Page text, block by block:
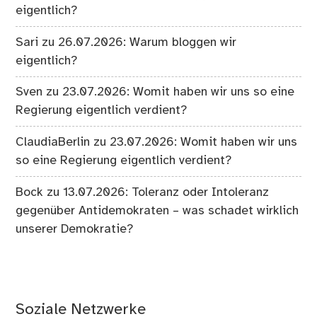
eigentlich?
Sari zu 26.07.2026: Warum bloggen wir
eigentlich?
Sven zu 23.07.2026: Womit haben wir uns so eine
Regierung eigentlich verdient?
ClaudiaBerlin zu 23.07.2026: Womit haben wir uns
so eine Regierung eigentlich verdient?
Bock zu13.07.2026: Toleranz oder Intoleranz
gegenüber Antidemokraten – was schadet wirklich
unserer Demokratie?
Soziale Netzwerke